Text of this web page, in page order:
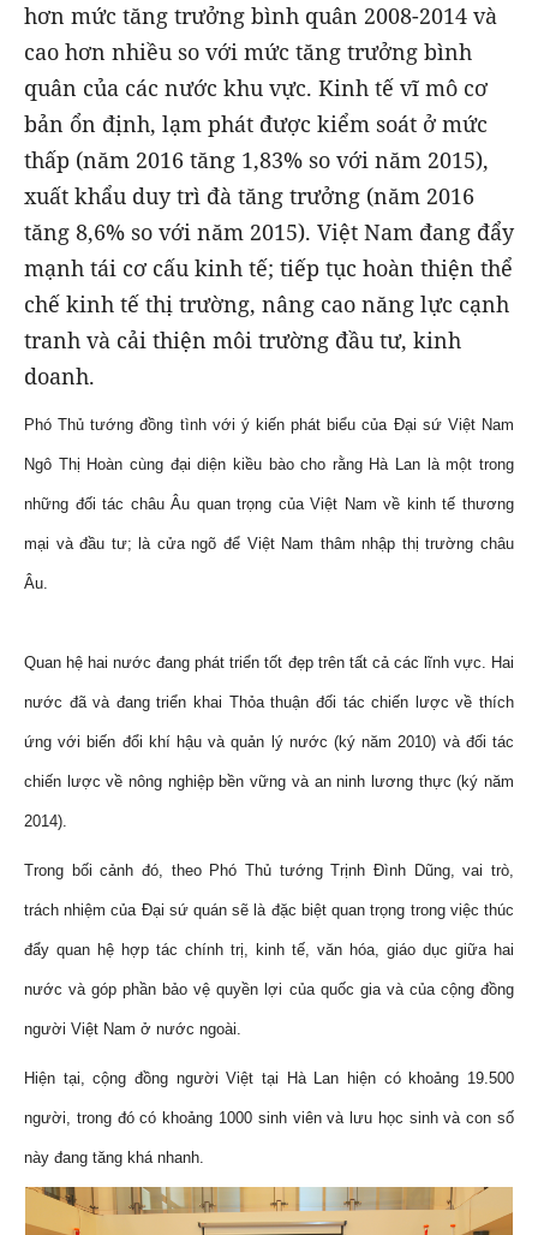
hơn mức tăng trưởng bình quân 2008-2014 và
cao hơn nhiều so với mức tăng trưởng bình
quân của các nước khu vực. Kinh tế vĩ mô cơ
bản ổn định, lạm phát được kiểm soát ở mức
thấp (năm 2016 tăng 1,83% so với năm 2015),
xuất khẩu duy trì đà tăng trưởng (năm 2016
tăng 8,6% so với năm 2015). Việt Nam đang đẩy
mạnh tái cơ cấu kinh tế; tiếp tục hoàn thiện thể
chế kinh tế thị trường, nâng cao năng lực cạnh
tranh và cải thiện môi trường đầu tư, kinh
doanh.
Phó Thủ tướng đồng tình với ý kiến phát biểu của Đại sứ Việt Nam
Ngô Thị Hoàn cùng đại diện kiều bào cho rằng Hà Lan là một trong
những đối tác châu Âu quan trọng của Việt Nam về kinh tế thương
mại và đầu tư; là cửa ngõ để Việt Nam thâm nhập thị trường châu
Âu.
Quan hệ hai nước đang phát triển tốt đẹp trên tất cả các lĩnh vực. Hai
nước đã và đang triển khai Thỏa thuận đối tác chiến lược về thích
ứng với biến đổi khí hậu và quản lý nước (ký năm 2010) và đối tác
chiến lược về nông nghiệp bền vững và an ninh lương thực (ký năm
2014).
Trong bối cảnh đó, theo Phó Thủ tướng Trịnh Đình Dũng, vai trò,
trách nhiệm của Đại sứ quán sẽ là đặc biệt quan trọng trong việc thúc
đẩy quan hệ hợp tác chính trị, kinh tế, văn hóa, giáo dục giữa hai
nước và góp phần bảo vệ quyền lợi của quốc gia và của cộng đồng
người Việt Nam ở nước ngoài.
Hiện tại, cộng đồng người Việt tại Hà Lan hiện có khoảng 19.500
người, trong đó có khoảng 1000 sinh viên và lưu học sinh và con số
này đang tăng khá nhanh.